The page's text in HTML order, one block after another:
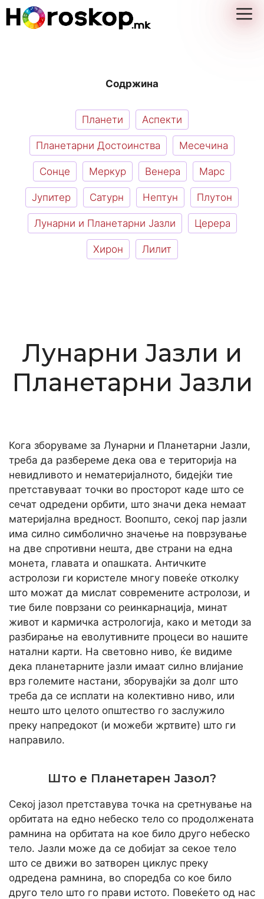
Skip
Содржина
Планети Аспекти
Планетарни Достоинства Месечина
Сонце Меркур Венера Марс
Јупитер Сатурн Нептун Плутон
Лунарни и Планетарни Јазли Церера
Хирон Лилит
Лунарни Јазли и
Планетарни Јазли
Кога зборуваме за Лунарни и Планетарни Јазли,
треба да разбереме дека ова е територија на
невидливото и нематеријалното, бидејќи тие
претставуваат точки во просторот каде што се
сечат одредени орбити, што значи дека немаат
материјална вредност. Воопшто, секој пар јазли
има силно симболично значење на поврзување
на две спротивни нешта, две страни на една
монета, главата и опашката. Античките
астролози ги користеле многу повеќе отколку
што можат да мислат современите астролози, и
тие биле поврзани со реинкарнација, минат
живот и кармичка астрологија, како и методи за
разбирање на еволутивните процеси во нашите
натални карти. На световно ниво, ќе видиме
дека планетарните јазли имаат силно влијание
врз големите настани, зборувајќи за долг што
треба да се исплати на колективно ниво, или
нешто што целото општество го заслужило
преку напредокот (и можеби жртвите) што ги
направило.
Што е Планетарен Јазол?
Секој јазол претставува точка на сретнување на
орбитата на едно небеско тело со продолжената
рамнина на орбитата на кое било друго небеско
тело. Јазли може да се добијат за секое тело
што се движи во затворен циклус преку
одредена рамнина, во споредба со кое било
друго тело што го прави истото. Повеќето од нас